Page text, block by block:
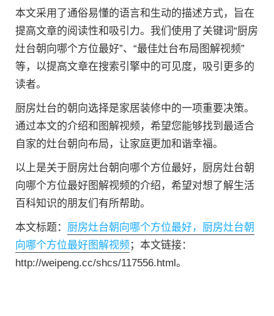
本文采用了通俗易懂的语言和生动的描述方式，旨在
提高文章的阅读性和吸引力。我们使用了关键词“厨房
灶台朝向哪个方位最好”、“最佳灶台布局图解视频”
等，以提高文章在搜索引擎中的可见度，吸引更多的
读者。
厨房灶台的朝向选择是家居装修中的一项重要决策。
通过本文的介绍和图解视频，希望您能够找到最适合
自家的灶台朝向布局，让家庭更加和谐幸福。
以上是关于厨房灶台朝向哪个方位最好，厨房灶台朝
向哪个方位最好图解视频的介绍，希望对想了解生活
百科知识的朋友们有所帮助。
本文标题： 厨房灶台朝向哪个方位最好，厨房灶台朝
向哪个方位最好图解视频 ；本文链接：
http://weipeng.cc/shcs/117556.html。